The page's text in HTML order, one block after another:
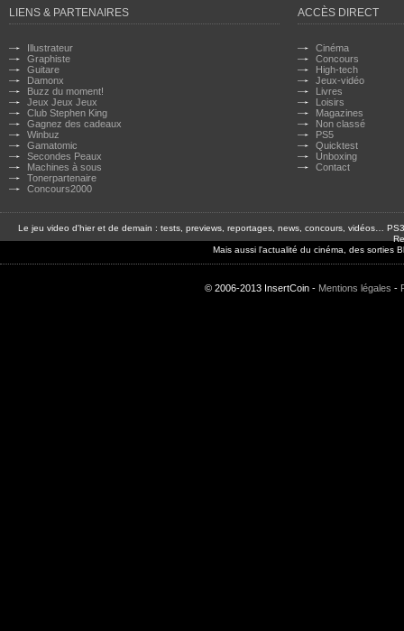
LIENS & PARTENAIRES
Illustrateur
Graphiste
Guitare
Damonx
Buzz du moment!
Jeux Jeux Jeux
Club Stephen King
Gagnez des cadeaux
Winbuz
Gamatomic
Secondes Peaux
Machines à sous
Tonerpartenaire
Concours2000
ACCÈS DIRECT
Cinéma
Concours
High-tech
Jeux-vidéo
Livres
Loisirs
Magazines
Non classé
PS5
Quicktest
Unboxing
Contact
Le jeu video d'hier et de demain : tests, previews, reportages, news, concours, vidéos…
Mais aussi l'actualité du cinéma, des sorties
© 2006-2013 InsertCoin - Mentions légales -